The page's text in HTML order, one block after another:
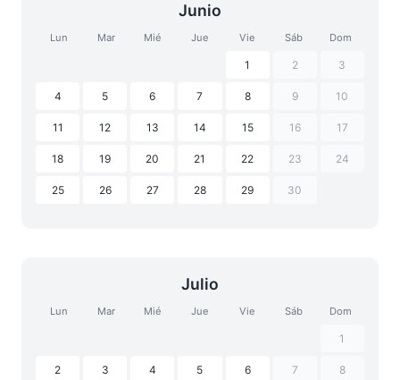
Junio
Lun Mar Mié Jue Vie Sáb Dom
1 2 3
4 5 6 7 8 9 10
11 12 13 14 15 16 17
18 19 20 21 22 23 24
25 26 27 28 29 30
Julio
Lun Mar Mié Jue Vie Sáb Dom
1
2 3 4 5 6 7 8